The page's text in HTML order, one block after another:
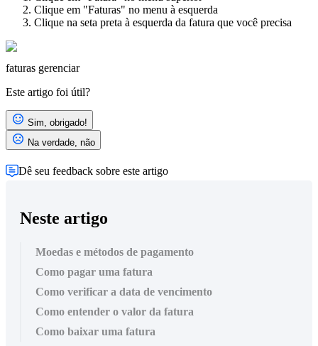
Clique em "Faturas" no menu à esquerda
Clique na seta preta à esquerda da fatura que você precisa
faturas gerenciar
Este artigo foi útil?
Sim, obrigado!
Na verdade, não
Dê seu feedback sobre este artigo
Neste artigo
Moedas e métodos de pagamento
Como pagar uma fatura
Como verificar a data de vencimento
Como entender o valor da fatura
Como baixar uma fatura